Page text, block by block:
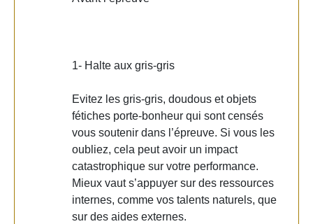
1- Halte aux gris-gris
Evitez les gris-gris, doudous et objets
fétiches porte-bonheur qui sont censés
vous soutenir dans l’épreuve. Si vous les
oubliez, cela peut avoir un impact
catastrophique sur votre performance.
Mieux vaut s’appuyer sur des ressources
internes, comme vos talents naturels, que
sur des aides externes.